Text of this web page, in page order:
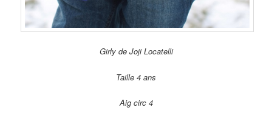
Girly de Joji Locatelli
Taille 4 ans
Aig circ 4